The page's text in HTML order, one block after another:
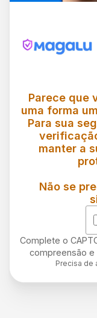
Parece que
uma forma
Para sua
manter a
Não se
Complete o
compreensão e
Precisa de